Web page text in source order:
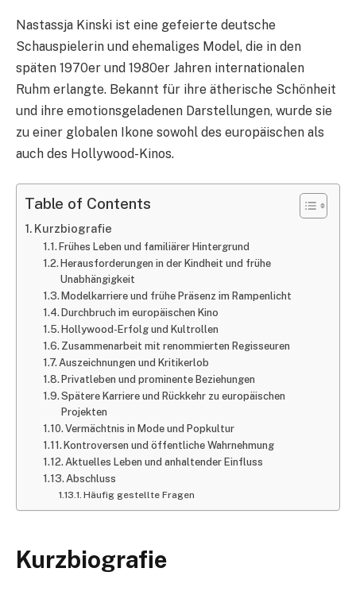
Nastassja Kinski ist eine gefeierte deutsche
Schauspielerin und ehemaliges Model, die in den
späten 1970er und 1980er Jahren internationalen
Ruhm erlangte. Bekannt für ihre ätherische Schönheit
und ihre emotionsgeladenen Darstellungen, wurde sie
zu einer globalen Ikone sowohl des europäischen als
auch des Hollywood-Kinos.
Table of Contents
Kurzbiografie
Frühes Leben und familiärer Hintergrund
Herausforderungen in der Kindheit und frühe
Unabhängigkeit
Modelkarriere und frühe Präsenz im Rampenlicht​​
Durchbruch im europäischen Kino
Hollywood-Erfolg und Kultrollen
Zusammenarbeit mit renommierten Regisseuren
Auszeichnungen und Kritikerlob​
Privatleben und prominente Beziehungen
Spätere Karriere und Rückkehr zu europäischen
Projekten
Vermächtnis in Mode und Popkultur​
Kontroversen und öffentliche Wahrnehmung
Aktuelles Leben und anhaltender Einfluss
Abschluss
Häufig gestellte Fragen
Kurzbiografie